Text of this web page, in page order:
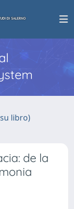
libro)
de la